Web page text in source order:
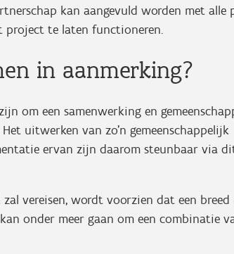
kan aangevuld worden met alle
te laten functioneren.
in aanmerking?
om een samenwerking en
uitwerken van zo’n gemeenschappelijk
ervan zijn daarom steunbaar via
vereisen, wordt voorzien dat een breed
onder meer gaan om een combinatie